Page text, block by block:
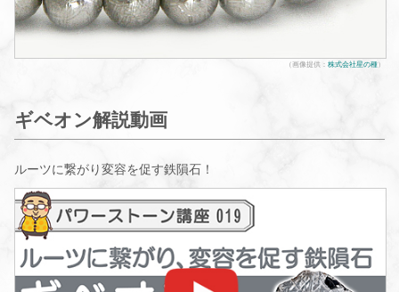
（画像提供：株式会社星の種）
ギベオン解説動画
ルーツに繋がり変容を促す鉄隕石！